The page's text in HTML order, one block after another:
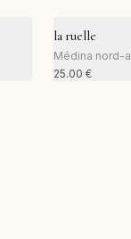
la ruelle
Médina nord-
25.00 €